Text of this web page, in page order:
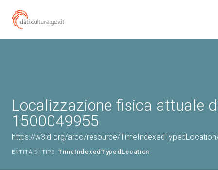
Localizzazione fisica attuale
1500049955
https://w3id.org/arco/resource/
ENTITÀ DI TIPO: TimeIndexedTypedLocation